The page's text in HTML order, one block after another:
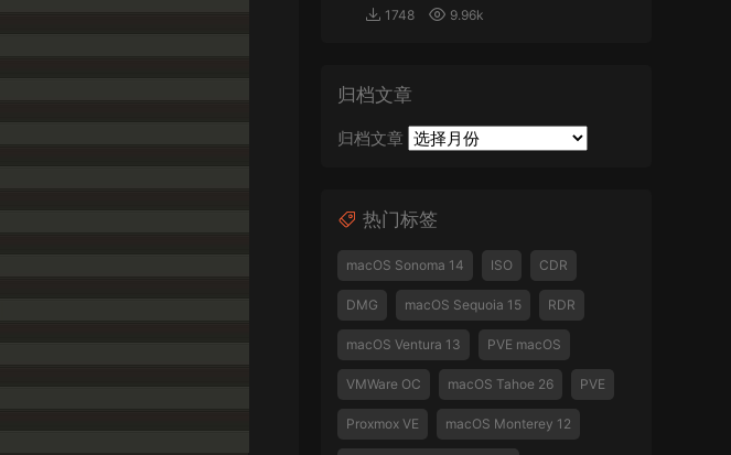
1748 9.96k
归档文章
归档文章
热门标签
macOS Sonoma 14 ISO CDR
DMG macOS Sequoia 15 RDR
macOS Ventura 13 PVE macOS
VMWare OC macOS Tahoe 26 PVE
Proxmox VE macOS Monterey 12